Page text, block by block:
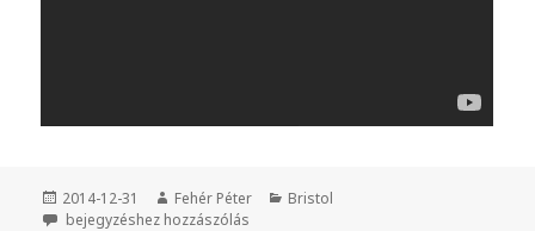
Közzétéve
2014-12-31 Szerző
Fehér Péter Kategória
Bristol
Így bontottuk az ajándékot idén karácsonykor :D
bejegyzéshez hozzászólás